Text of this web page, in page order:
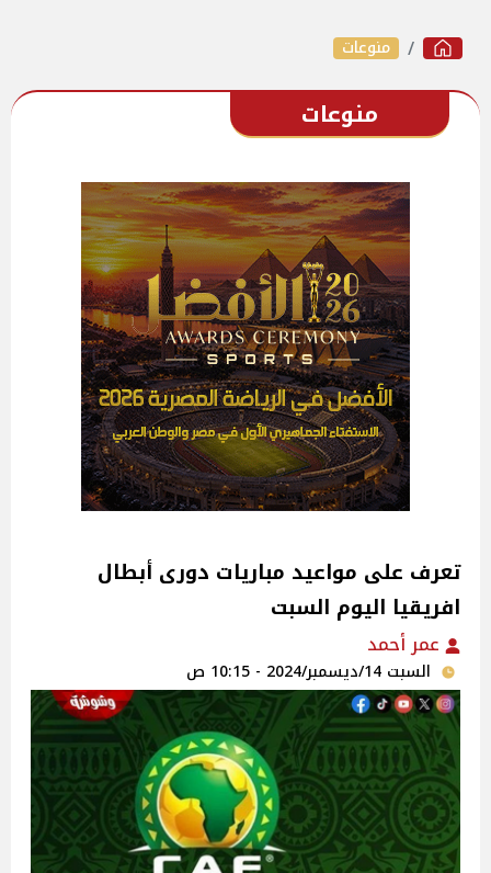
منوعات
منوعات
تعرف على مواعيد مباريات دورى أبطال
افريقيا اليوم السبت
عمر أحمد
السبت 14/ديسمبر/2024 - 10:15 ص